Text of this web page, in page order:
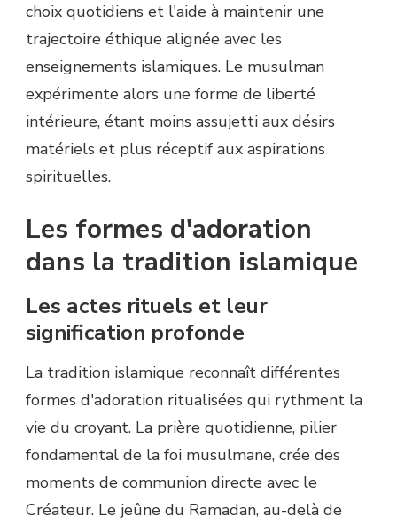
choix quotidiens et l'aide à maintenir une
trajectoire éthique alignée avec les
enseignements islamiques. Le musulman
expérimente alors une forme de liberté
intérieure, étant moins assujetti aux désirs
matériels et plus réceptif aux aspirations
spirituelles.
Les formes d'adoration
dans la tradition islamique
Les actes rituels et leur
signification profonde
La tradition islamique reconnaît différentes
formes d'adoration ritualisées qui rythment la
vie du croyant. La prière quotidienne, pilier
fondamental de la foi musulmane, crée des
moments de communion directe avec le
Créateur. Le jeûne du Ramadan, au-delà de